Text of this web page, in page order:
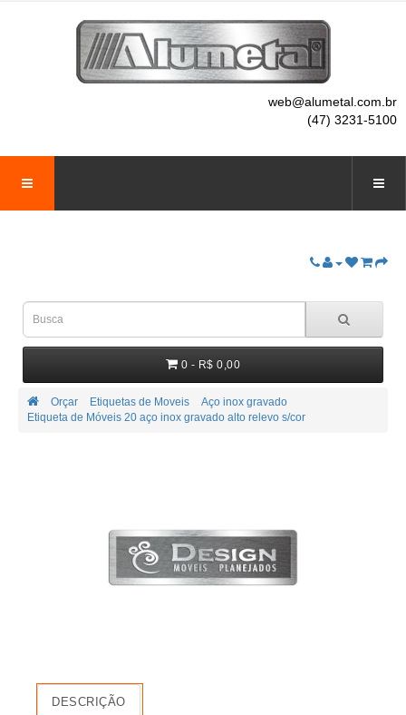
web@alumetal.com.br
(47) 3231-5100
0 - R$ 0,00
Orçar Etiquetas de Moveis
Aço inox gravado
Etiqueta de Móveis 20 aço inox gravado alto relevo s/cor
DESCRIÇÃO